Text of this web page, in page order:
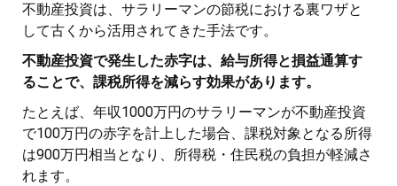
不動産投資は、サラリーマンの節税における裏ワザと
して古くから活用されてきた手法です。
不動産投資で発生した赤字は、給与所得と損益通算す
ることで、課税所得を減らす効果があります。
たとえば、年収1000万円のサラリーマンが不動産投資
で100万円の赤字を計上した場合、課税対象となる所得
は900万円相当となり、所得税・住民税の負担が軽減さ
れます。